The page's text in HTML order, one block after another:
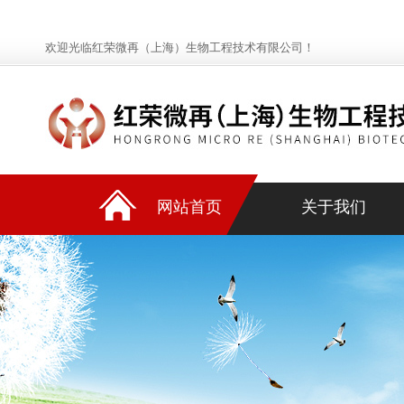
欢迎光临红荣微再（上海）生物工程技术有限公司！
网站首页 关于我们